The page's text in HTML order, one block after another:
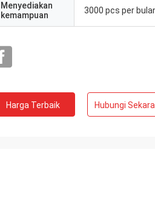
Menyediakan
kemampuan
3000 pcs per
Harga Terbaik Hubungi